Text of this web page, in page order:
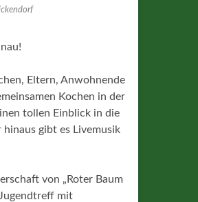
Eltern, Anwohnende
Kochen in der
tollen Einblick in die
gibt es Livemusik
von „Roter Baum
mit